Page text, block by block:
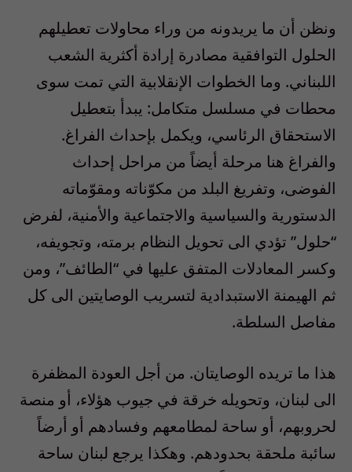
ونظن أن ما يريدونه من وراء محاولات تعطيلهم
الحلول التوافقية مصادرة إرادة أكثرية الشعب
اللبناني. وما الخطوات الإنقلابية التي تمت سوى
محطات في مسلسل متكامل: يبدأ بتعطيل
الاستحقاق الرئاسي، ويكمل بإحداث الفراغ.
والفراغ هنا مرحلة أيضاً من مراحل إحداث
الفوضى، وتفريغ البلد من مكوّناته ومقوّماته
الدستورية والسياسية والاجتماعية والأمنية، لفرض
“حلول” تؤدي الى تحويل النظام برمته، وتجويفه،
وكسر المعادلات المتفق عليها في “الطائف”، ومن
ثم الهيمنة الاستبدادية لتسريب الوصايتين الى كل
مفاصل السلطة.
هذا ما تريده الوصايتان. من أجل العودة المظفرة
الى لبنان، وتحويله خرقة في جيوب هؤلاء، أو منصة
لحروبهم، أو ساحة لمطامعهم وفسادهم أو أرضاً
سائبة ملحقة بحدودهم. وهكذا يرجع لبنان ساحة